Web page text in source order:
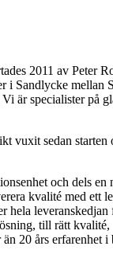
2011 av Peter
i Sandlycke mellan
är specialister på
vuxit sedan starten
och dels en
kvalité med ett
hela
till rätt kvalité,
20 års erfarenhet i